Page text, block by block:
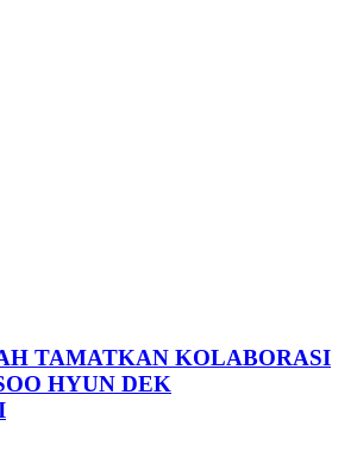
TAMATKAN KOLABORASI
HYUN DEK